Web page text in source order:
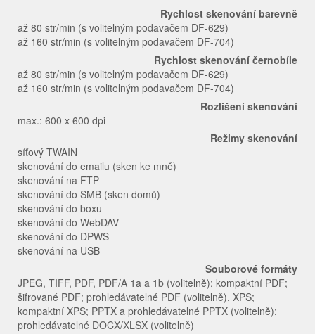
Rychlost skenování barevně
až 80 str/min (s volitelným podavačem DF-629)
až 160 str/min (s volitelným podavačem DF-704)
Rychlost skenování černobíle
až 80 str/min (s volitelným podavačem DF-629)
až 160 str/min (s volitelným podavačem DF-704)
Rozlišení skenování
max.: 600 x 600 dpi
Režimy skenování
síťový TWAIN
skenování do emailu (sken ke mně)
skenování na FTP
skenování do SMB (sken domů)
skenování do boxu
skenování do WebDAV
skenování do DPWS
skenování na USB
Souborové formáty
JPEG, TIFF, PDF, PDF/A 1a a 1b (volitelně); kompaktní PDF;
šifrované PDF; prohledávatelné PDF (volitelně), XPS;
kompaktní XPS; PPTX a prohledávatelné PPTX (volitelně);
prohledávatelné DOCX/XLSX (volitelně)